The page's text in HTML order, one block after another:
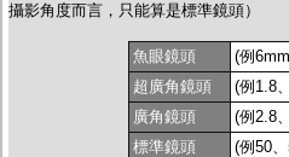
攝影角度而言，只能算是標準鏡頭）
魚眼鏡頭
(例
超廣角鏡頭
(例1.8
廣角鏡頭
(例2.8
標準鏡頭
(例50